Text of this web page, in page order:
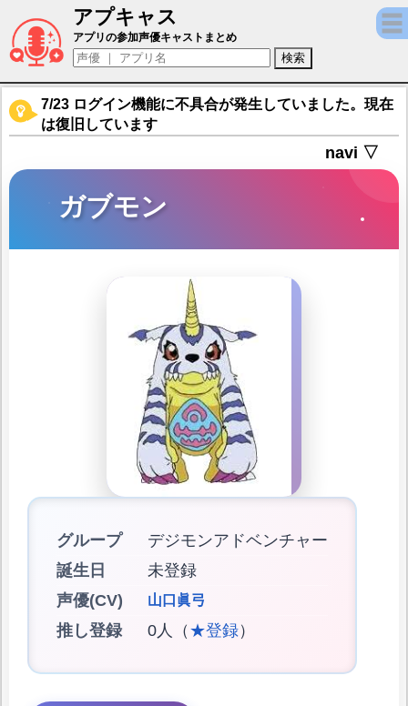
アプキャス
ガブモン（声優：山口眞弓)【デジモンリア
アプリの参加声優キャストまとめ
7/23 ログイン機能に不具合が発生していました。現在
は復旧しています
navi ▽
ガブモン
グループ
デジモンアドベンチャー
誕生日
未登録
声優(CV)
山口眞弓
推し登録 0人（ ★登録）